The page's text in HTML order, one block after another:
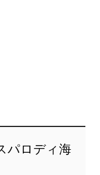
パロディ海